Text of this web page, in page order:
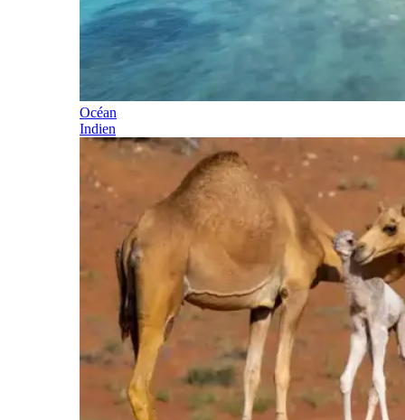
Océan
Indien